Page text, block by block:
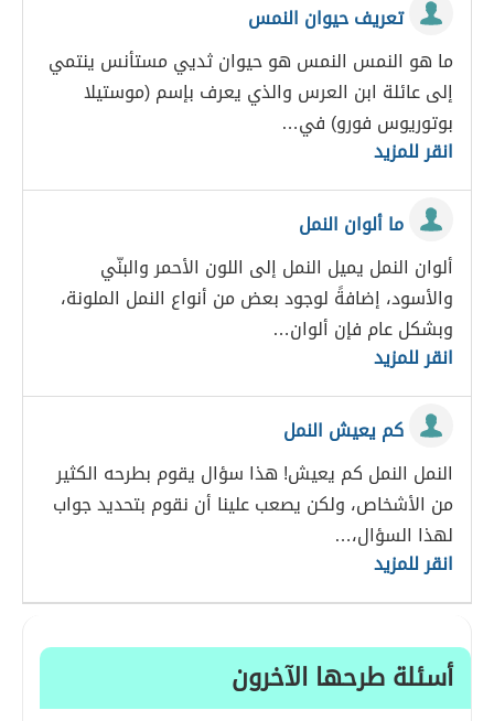
تعريف حيوان النمس
ما هو النمس النمس هو حيوان ثديي مستأنس ينتمي
إلى عائلة ابن العرس والذي يعرف بإسم (موستيلا
بوتوريوس فورو) في…
انقر للمزيد
ما ألوان النمل
ألوان النمل يميل النمل إلى اللون الأحمر والبنّي
والأسود، إضافةً لوجود بعض من أنواع النمل الملونة،
وبشكل عام فإن ألوان…
انقر للمزيد
كم يعيش النمل
النمل النمل كم يعيش! هذا سؤال يقوم بطرحه الكثير
من الأشخاص، ولكن يصعب علينا أن نقوم بتحديد جواب
لهذا السؤال،…
انقر للمزيد
أسئلة طرحها الآخرون